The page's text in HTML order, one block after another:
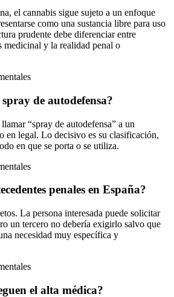
el cannabis sigue sujeto a un enfoque
como una sustancia libre para uso
prudente debe diferenciar entre
medicinal y la realidad penal o
de autodefensa?
“spray de autodefensa” a un
en legal. Lo decisivo es su clasificación,
en que se porta o se utiliza.
penales en España?
La persona interesada puede solicitar
un tercero no debería exigirlo salvo que
necesidad muy específica y
el alta médica?